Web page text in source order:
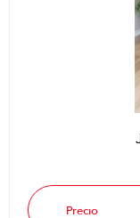
Precio